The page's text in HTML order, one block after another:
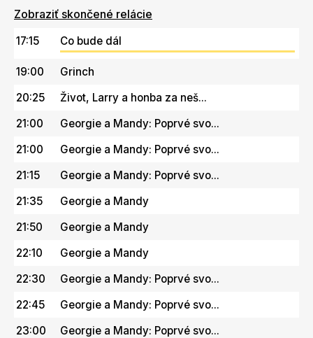
Zobraziť skončené relácie
17:15 Co bude dál
19:00
Grinch
20:25
Život, Larry a honba za neš...
21:00
Georgie a Mandy: Poprvé svo...
21:00
Georgie a Mandy: Poprvé svo...
21:15
Georgie a Mandy: Poprvé svo...
21:35
Georgie a Mandy
21:50
Georgie a Mandy
22:10
Georgie a Mandy
22:30
Georgie a Mandy: Poprvé svo...
22:45
Georgie a Mandy: Poprvé svo...
23:00
Georgie a Mandy: Poprvé svo...